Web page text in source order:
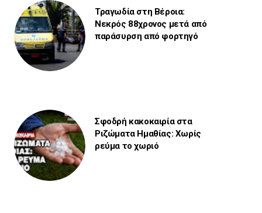
Τραγωδία στη Βέροια:
Νεκρός 88χρονος μετά από
παράσυρση από φορτηγό
Σφοδρή κακοκαιρία στα
Ριζώματα Ημαθίας: Χωρίς
ρεύμα το χωριό